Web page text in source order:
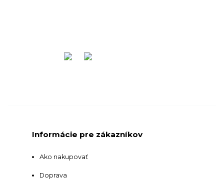
Informácie pre zákazníkov
Ako nakupovať
Doprava